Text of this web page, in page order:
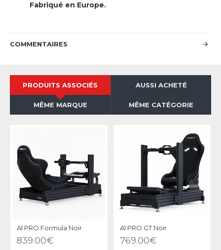
Fabriqué en Europe.
COMMENTAIRES
PRODUITS ASSOCIÉS AUSSI ACHETÉ
MÊME MARQUE MÊME CATÉGORIE
A1 PRO Formula Noir
839.00€
A1 PRO GT Noir
769.00€